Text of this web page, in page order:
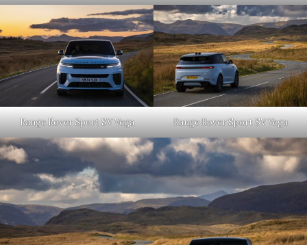
Range Rover Sport SV Vega Range Rover Sport SV Vega